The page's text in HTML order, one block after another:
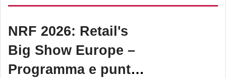
rinfrescare il cane in modo
semplice e gustoso durante
i mesi più caldi.
NRF 2026: Retail's
Big Show Europe –
Programma e punti